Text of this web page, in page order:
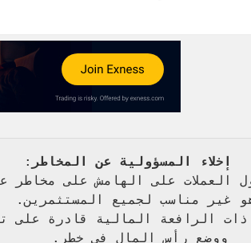
إخلاء المسؤولية عن المخاطر :
العملات على الهامش على مخاطر
غير مناسب لجميع المستثمرين.
ذات الرافعة المالية قادرة على
ووضع رأس المال في خطر.